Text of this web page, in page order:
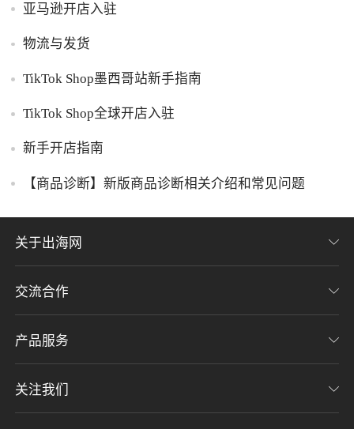
亚马逊开店入驻
物流与发货
TikTok Shop墨西哥站新手指南
TikTok Shop全球开店入驻
新手开店指南
【商品诊断】新版商品诊断相关介绍和常见问题
关于出海网
关于我们
加入我们
隐私协议
交流合作
联系我们
意见反馈
产品服务
CHWE全球跨境电商展
关注我们